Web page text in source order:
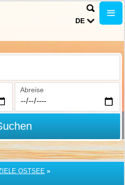
DE
Abreise
OSTSEE »